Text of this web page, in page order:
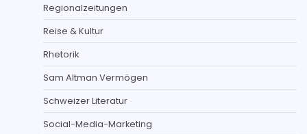
Regionalzeitungen
Reise & Kultur
Rhetorik
Sam Altman Vermögen
Schweizer Literatur
Social-Media-Marketing